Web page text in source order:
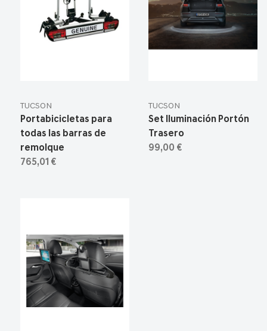
TUCSON
Portabicicletas para
todas las barras de
remolque
765,01 €
TUCSON
Set Iluminación Portón
Trasero
99,00 €